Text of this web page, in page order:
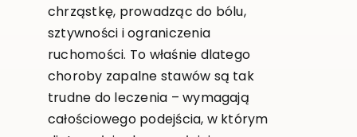
chrząstkę, prowadząc do bólu,
sztywności i ograniczenia
ruchomości. To właśnie dlatego
choroby zapalne stawów są tak
trudne do leczenia – wymagają
całościowego podejścia, w którym